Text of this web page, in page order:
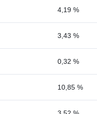
4,19 %
3,43 %
0,32 %
10,85 %